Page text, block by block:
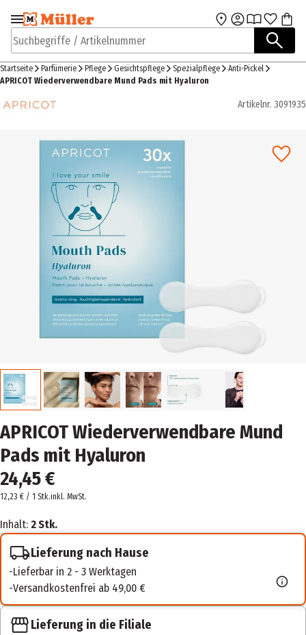
Zur Navigation
springen
Zum Hauptinhalt
Suchbegriffe / Artikelnummer
Startseite Parfümerie Pflege Gesichtspflege Spezialpflege
Anti-Pickel
APRICOT Wiederverwendbare Mund Pads mit Hyaluron
Artikelnr. 3091935
APRICOT Wiederverwendbare Mund
Pads mit Hyaluron
24,45 €
12,23 € / 1 Stk.inkl. MwSt.
Inhalt: 2 Stk.
Lieferung nach Hause
Lieferbar in 2 - 3 Werktagen
Versandkostenfrei ab 49,00 €
Lieferung in die Filiale